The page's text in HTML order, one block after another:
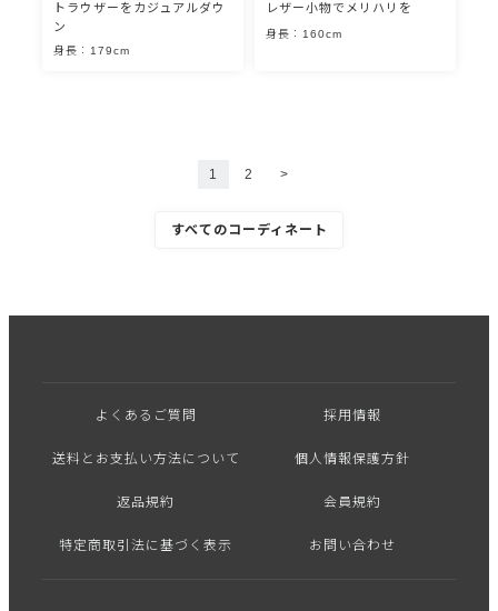
トラウザーをカジュアルダウ
ン
身長：179cm
レザー小物でメリハリを
身長：160cm
1 2 >
すべてのコーディネート
よくあるご質問 採用情報
送料とお支払い方法について 個人情報保護方針
返品規約 会員規約
特定商取引法に基づく表示 お問い合わせ